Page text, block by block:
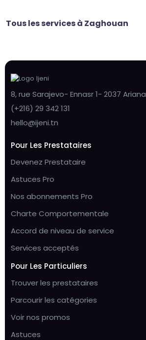
Tous les services à Zaghouan
8, rue Sarajevo- Ennasr 1- 2037 Ariana
(+216) 29 342 131
hello@ijeni.tn
Pour Les Prestataires
Devenez Prestataire
Astuces Pro
Nos abonnements Pro
Charte Comportementale
Accord de niveau de service
Services acceptés
Pour Les Particuliers
Trouver les prestataires
Parcourir les catégories
Voir nos promos
Astuces